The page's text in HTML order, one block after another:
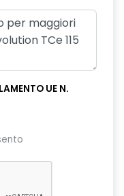
UE N.